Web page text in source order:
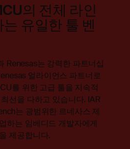
의 전체 라인
유일한 툴 벤
Renesas는 강력한 파트너십
얼라이언스 파트너로
를 위한 고급 툴을 지속적
선을 다하고 있습니다. IAR
는 광범위한 르네사스 제
하는 임베디드 개발자에게
제공합니다.